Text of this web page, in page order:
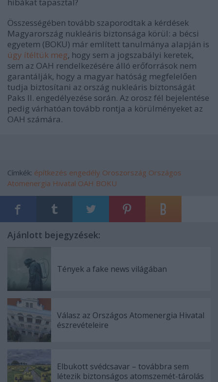
Összességében tovább szaporodtak a kérdések
Magyarország nukleáris biztonsága körül: a bécsi
egyetem (BOKU) már említett tanulmánya alapján is
úgy ítéltük meg, hogy sem a jogszabályi keretek,
sem az OAH rendelkezésére álló erőforrások nem
garantálják, hogy a magyar hatóság megfelelően
tudja biztosítani az ország nukleáris biztonságát
Paks II. engedélyezése során. Az orosz fél bejelentése
pedig várhatóan tovább rontja a körülményeket az
OAH számára.
Címkék: építkezés engedély Oroszország Országos
Atomenergia Hivatal OAH BOKU
Ajánlott bejegyzések:
Tények a fake news világában
Válasz az Országos Atomenergia Hivatal
észrevételeire
Elbukott svédcsavar – továbbra sem
létezik biztonságos atomszemét-tárolás